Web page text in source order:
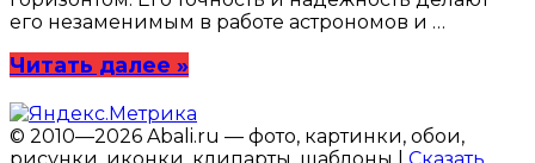
его незаменимым в работе астрономов и …
Читать далее »
© 2010—2026 Abali.ru — фото, картинки, обои,